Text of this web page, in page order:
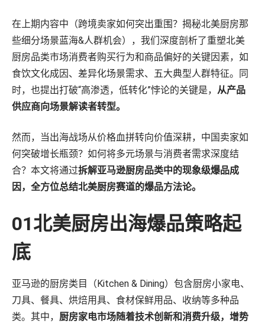
战略咨询
数字商务发展迅速，我们的顾问将专有数据与深厚的零售和媒体专业知
识相结合，帮助您更快地发展。
了解更多
机会评估与规模估算
盈利能力与产品组合评估
零售媒体战略
培训和技能提升
组织转型
在上期内容中（跨境卖家如何突出重围？揭秘北美厨房那
些细分场景蓝海&人群机会），我们深度剖析了重塑北美
厨房品类市场消费者购买行为和商品偏好的关键因素，如
食饮文化成因、差异化场景需求、五大典型人群特征。同
时，也提出打破“高渗透，低转化”悖论的关键是， 从产品
供应商向场景解读者转型。
然而，当出海战场从价格血拼转向价值深耕，中国卖家如
何突破增长瓶颈？如何将多元场景与消费者需求深度结
合？本文将通过拆解亚马逊厨房品类中的现象级爆品成
因，全方位总结北美厨房赛道的爆品方法论。
01北美厨房出海爆品策略起
底
亚马逊的厨房类目（Kitchen & Dining）包含厨房小家电、
刀具、餐具、烘焙用具、食材保鲜用品、收纳等多种品
类。其中， 厨房家电市场随着技术创新和消费升级，增势